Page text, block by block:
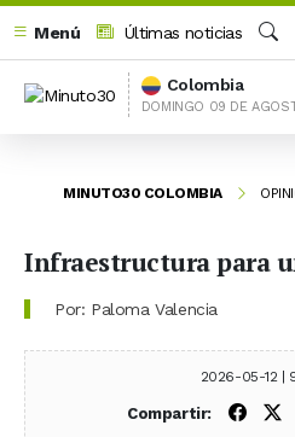
Menú
Últimas noticias
Colombia
DOMINGO 09 DE
MINUTO30 COLOMBIA
Infraestructura para
Por: Paloma Valencia
2026-05-12 |
Compartir: